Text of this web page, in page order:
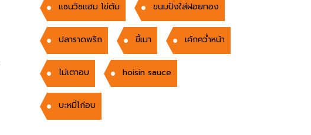
แซนวิชแฮม ไข่ต้ม ขนมปังใส่ฝอยทอง
ปลาราดพริก ขี้เมา เค้กคว่ำหน้า
ไม่เตาอบ hoisin sauce
บะหมี่ไก่อบ